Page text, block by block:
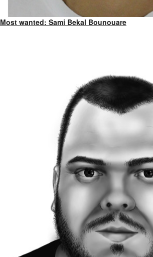
Most wanted: Sami Bekal Bounouare